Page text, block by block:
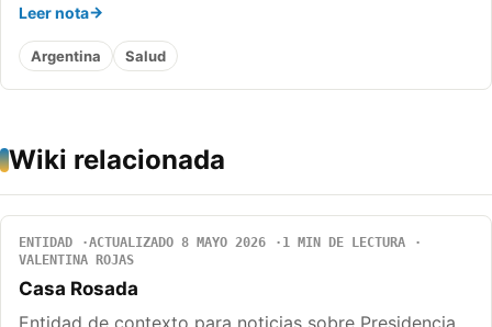
Leer nota
Argentina Salud
Wiki relacionada
ENTIDAD ACTUALIZADO 8 MAYO 2026
1 MIN DE LECTURA
VALENTINA ROJAS
Casa Rosada